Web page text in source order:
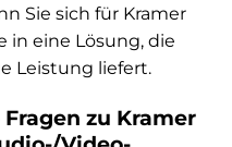
Sie sich für Kramer
in eine Lösung, die
Leistung liefert.
zu Kramer